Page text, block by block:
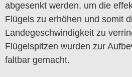
abgesenkt werden, um die
Flügels zu erhöhen und somit
Landegeschwindigkeit zu
Flügelspitzen wurden zur
faltbar gemacht.